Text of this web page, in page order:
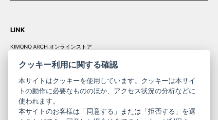
LINK
KIMONO ARCH オンラインストア
きものやまと振
クッキー利用に関する確認
本サイトはクッキーを使用しています。クッキーは本サイ
トの動作に必要なもののほか、アクセス状況の分析などに
使われます。
本サイトのお客様は「同意する」または「拒否する」を選